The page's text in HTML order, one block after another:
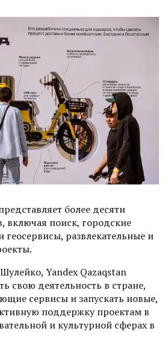
более десяти
включая поиск, городские
геосервисы, развлекательные и
Yandex Qazaqstan
свою деятельность в стране,
сервисы и запускать новые,
поддержку проектам в
и культурной сферах в